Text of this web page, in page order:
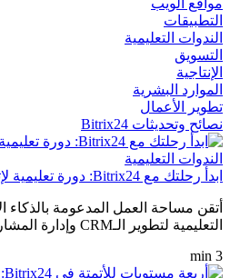
التطبيقات
الندوات التعليمية
التسويق
الإنتاجية
الموارد البشرية
تطوير الأعمال
نصائح وتحديثات Bitrix24
الندوات التعليمية
ابدأ رحلتك مع Bitrix24: دورة تعليمية لإتقان مساحة العمل الذكية
التعليمية لتطوير الـCRM وإدارة المشاريع.
3 min